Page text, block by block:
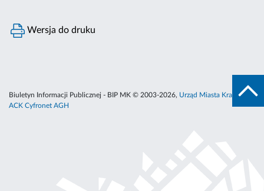
Wersja do druku
Biuletyn Informacji Publicznej - BIP MK © 2003-2026, Urząd Miasta Krakowa
ACK Cyfronet AGH